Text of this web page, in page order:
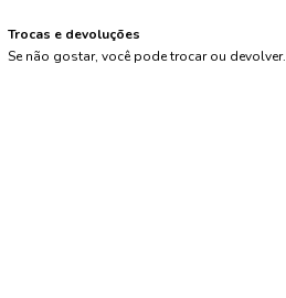
Trocas e devoluções
Se não gostar, você pode trocar ou devolver.